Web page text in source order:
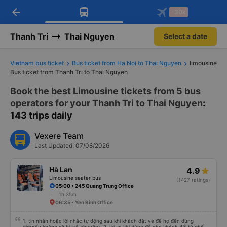
Download Vexere app!
Get exclusive member benefits
Get the FREE app
-30k/seat flight booking only on
arrow_back -30k
Thanh Tri Thai Nguyen Select a date
Vietnam bus ticket Bus ticket from Ha Noi to Thai Nguyen
limousine
Bus ticket from Thanh Tri to Thai Nguyen
Book the best Limousine tickets from 5 bus
operators for your Thanh Tri to Thai Nguyen:
143 trips daily
Vexere Team
Last Updated: 07/08/2026
Hà Lan
Limousine seater bus
4.9
(1427 ratings)
05:00 • 245 Quang Trung Office
1h 35m
06:35 • Yen Binh Office
1. tin nhắn hoặc lời nhắc tự động sau khi khách đặt vé để họ đến đúng